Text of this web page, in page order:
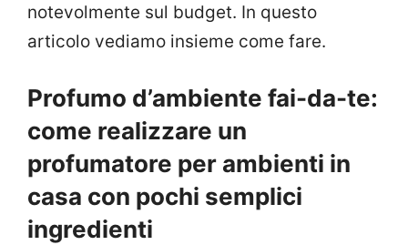
notevolmente sul budget. In questo
articolo vediamo insieme come fare.
Profumo d’ambiente fai-da-te:
come realizzare un
profumatore per ambienti in
casa con pochi semplici
ingredienti